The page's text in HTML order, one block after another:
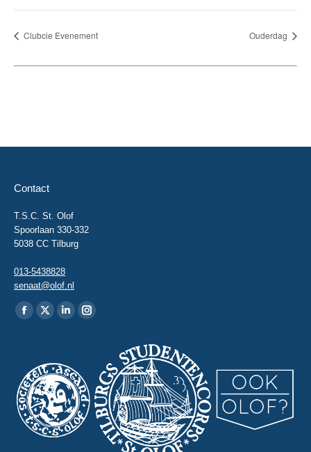
Clubcie Evenement Ouderdag
Contact
T.S.C. St. Olof
Spoorlaan 330-332
5038 CC Tilburg
013-5438828
senaat@olof.nl
Vind ons op:
Facebook
in
new
window
X
in
new
window
Linkedin
in
new
window
Instagram
new
window